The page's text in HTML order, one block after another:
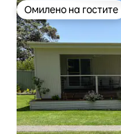
Омилено на гостите
Омилено на гостите